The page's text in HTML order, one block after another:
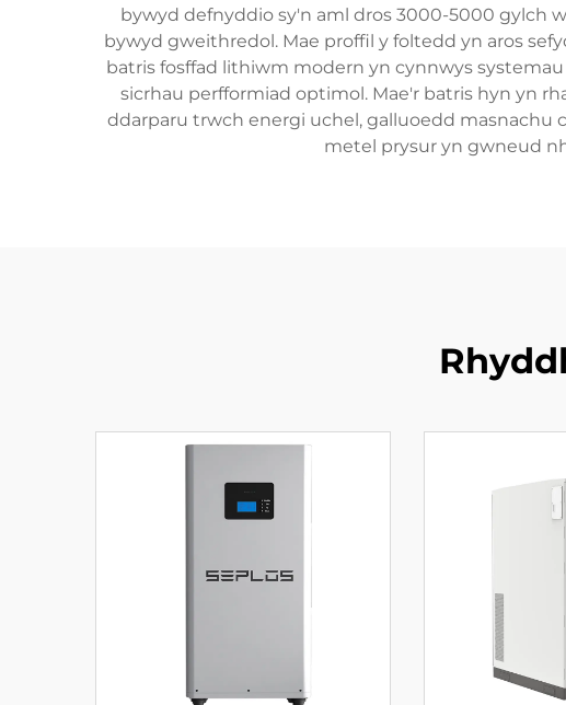
bywyd defnyddio sy'n aml dros 3000-5000 gylch
bywyd gweithredol. Mae proffil y foltedd yn aros
batris fosffad lithiwm modern yn cynnwys
sicrhau perfformiad optimol. Mae'r batris hyn yn
ddarparu trwch energi uchel, galluoedd masnachu
metel prysur yn gwneud